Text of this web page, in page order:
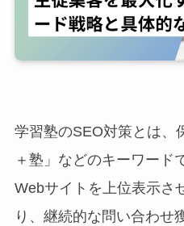
学習塾のSEO対策とは、
＋塾」などのキーワード
Webサイトを上位表示さ
り、継続的な問い合わせ